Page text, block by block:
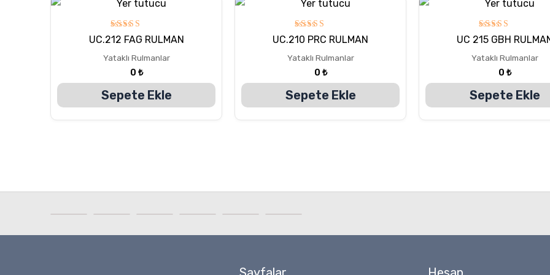
5
üzerinden
oy aldı
UC.212 FAG RULMAN
Yataklı Rulmanlar
0 ₺
Sepete Ekle
5
üzerinden
oy aldı
UC.210 PRC RULMAN
Yataklı Rulmanlar
0 ₺
Sepete Ekle
5
üzerinden
oy aldı
UC 215 GBH
Yataklı Rulmanlar
0 ₺
Sepete Ekle